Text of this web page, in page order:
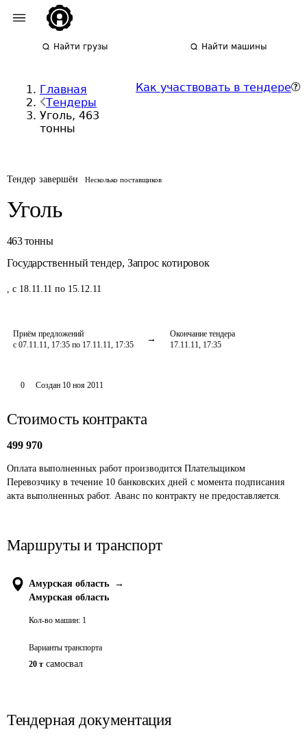
Найти грузы Найти машины
Главная
Тендеры
Уголь, 463
тонны
Как участвовать в тендере
Тендер завершён Несколько поставщиков
Уголь
463 тонны
Государственный тендер, Запрос котировок
, с 18.11.11 по 15.12.11
Приём предложений
с 07.11.11, 17:35 по 17.11.11, 17:35
Окончание тендера
17.11.11, 17:35
0 Создан 10 ноя 2011
Стоимость контракта
499 970
Оплата выполненных работ производится Плательщиком
Перевозчику в течение 10 банковских дней с момента подписания
акта выполненных работ. Аванс по контракту не предоставляется.
Маршруты и транспорт
Амурская область
→
Амурская область
Кол-во машин: 1
Варианты транспорта
20 т самосвал
Тендерная документация